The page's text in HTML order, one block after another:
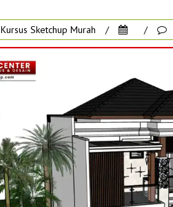
Kursus Sketchup Murah / /